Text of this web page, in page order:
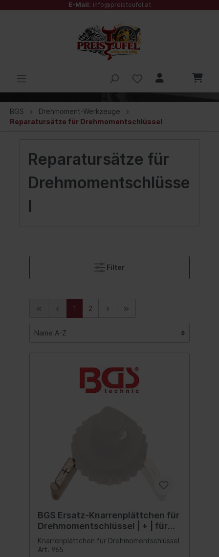
E-Mail: info@preisteufel.at
BGS
Drehmoment-Werkzeuge
Reparatursätze für Drehmomentschlüssel
Reparatursätze für
Drehmomentschlüsse
l
Filter
1 2
BGS Ersatz-Knarrenplättchen für
Drehmomentschlüssel | + | für
Art. 965
Knarrenplättchen für Drehmomentschlüssel
Art. 965